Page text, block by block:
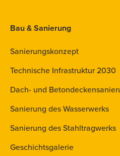
Bau & Sanierung
Sanierungskonzept
Technische Infrastruktur 2030
Dach- und
Sanierung des Wasserwerks
Sanierung des Stahltragwerks
Geschichtsgalerie